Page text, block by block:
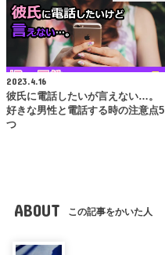
2023.4.16
彼氏に電話したいが言えない…。
好きな男性と電話する時の注意点5
つ
ABOUT この記事をかいた人